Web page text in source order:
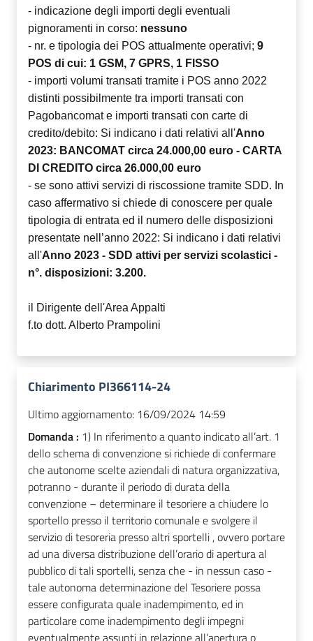
- indicazione degli importi degli eventuali
pignoramenti in corso: nessuno
- nr. e tipologia dei POS attualmente operativi; 9
POS di cui: 1 GSM, 7 GPRS, 1 FISSO
- importi volumi transati tramite i POS anno 2022
distinti possibilmente tra importi transati con
Pagobancomat e importi transati con carte di
credito/debito: Si indicano i dati relativi all'Anno
2023: BANCOMAT circa 24.000,00 euro - CARTA
DI CREDITO circa 26.000,00 euro
- se sono attivi servizi di riscossione tramite SDD. In
caso affermativo si chiede di conoscere per quale
tipologia di entrata ed il numero delle disposizioni
presentate nell’anno 2022: Si indicano i dati relativi
all'Anno 2023 - SDD attivi per servizi scolastici -
n°. disposizioni: 3.200.
il Dirigente dell'Area Appalti
f.to dott. Alberto Prampolini
Chiarimento PI366114-24
Ultimo aggiornamento: 16/09/2024 14:59
Domanda : 1) In riferimento a quanto indicato all’art. 1
dello schema di convenzione si richiede di confermare
che autonome scelte aziendali di natura organizzativa,
potranno - durante il periodo di durata della
convenzione – determinare il tesoriere a chiudere lo
sportello presso il territorio comunale e svolgere il
servizio di tesoreria presso altri sportelli , ovvero portare
ad una diversa distribuzione dell’orario di apertura al
pubblico di tali sportelli, senza che - in nessun caso -
tale autonoma determinazione del Tesoriere possa
essere configurata quale inadempimento, ed in
particolare come inadempimento degli impegni